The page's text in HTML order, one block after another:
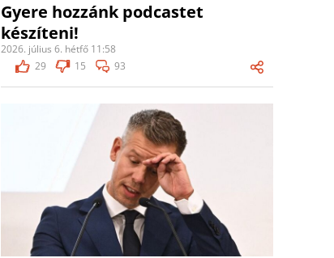
Gyere hozzánk podcastet
készíteni!
2026. július 6. hétfő 11:58
29
15 93